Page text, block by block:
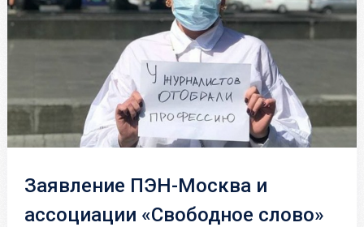
Заявление ПЭН-Москва и
ассоциации «Свободное слово»